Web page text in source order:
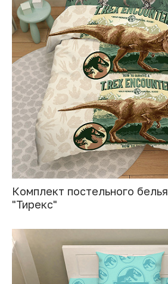
Комплект постельного белья
"Тирекс"